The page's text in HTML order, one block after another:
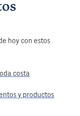
hoy con estos
costa
y productos